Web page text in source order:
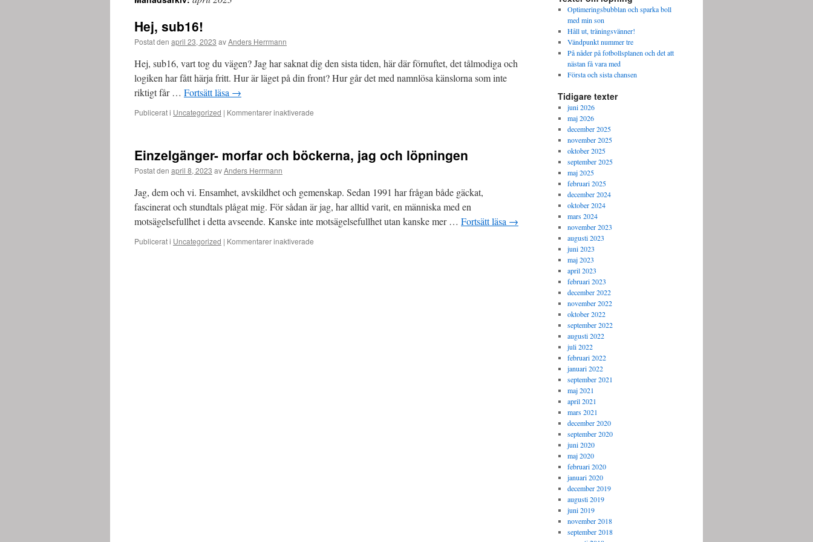
innehåll
Hej, sub16!
Postat den april 23, 2023 avAnders Herrmann
Hej, sub16, vart tog du vägen? Jag har saknat dig den sista tiden, här där förnuftet, det tålmodiga och
logiken har fått härja fritt. Hur är läget på din front? Hur går det med namnlösa känslorna som inte
riktigt får … Fortsätt läsa →
Publicerat i Uncategorized | Kommentarer inaktiverade
Einzelgänger- morfar och böckerna, jag och löpningen
Postat den april 8, 2023 avAnders Herrmann
Jag, dem och vi. Ensamhet, avskildhet och gemenskap. Sedan 1991 har frågan både gäckat,
fascinerat och stundtals plågat mig. För sådan är jag, har alltid varit, en människa med en
motsägelsefullhet i detta avseende. Kanske inte motsägelsefullhet utan kanske mer … Fortsätt läsa →
Publicerat i Uncategorized | Kommentarer inaktiverade
Optimeringsbubblan och sparka boll
med min son
Håll ut, träningsvänner!
Vändpunkt nummer tre
På nåder på fotbollsplanen och det att
nästan få vara med
Första och sista chansen
Tidigare texter
juni 2026
maj 2026
december 2025
november 2025
oktober 2025
september 2025
maj 2025
februari 2025
december 2024
oktober 2024
mars 2024
november 2023
augusti 2023
juni 2023
maj 2023
april 2023
februari 2023
december 2022
november 2022
oktober 2022
september 2022
augusti 2022
juli 2022
februari 2022
januari 2022
september 2021
maj 2021
april 2021
mars 2021
december 2020
september 2020
juni 2020
maj 2020
februari 2020
januari 2020
december 2019
augusti 2019
juni 2019
november 2018
september 2018